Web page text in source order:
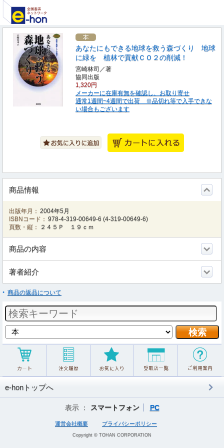
あなたにもできる地球を救う森づくり 地球
に緑を 植林で貢献ＣＯ２の削減！
宮崎林司／著
協同出版
1,320円
メーカーに在庫有無を確認し、お取り寄せ
通常1週間~4週間で出荷 ※品切れ等で入手できな
い場合もございます
商品情報
出版年月： 2004年5月
ISBNコード： 978-4-319-00649-6 (4-319-00649-6)
頁数・縦：
２４５Ｐ １９ｃｍ
商品の内容
著者紹介
商品の返品について
e-honトップへ
表示 ： スマートフォン PC
運営会社概要 プライバシーポリシー
Copyright © TOHAN CORPORATION